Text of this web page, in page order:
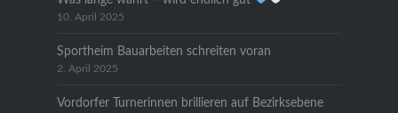
10. April 2025
Sportheim Bauarbeiten schreiten voran
2. April 2025
Vordorfer Turnerinnen brillieren auf Bezirksebene